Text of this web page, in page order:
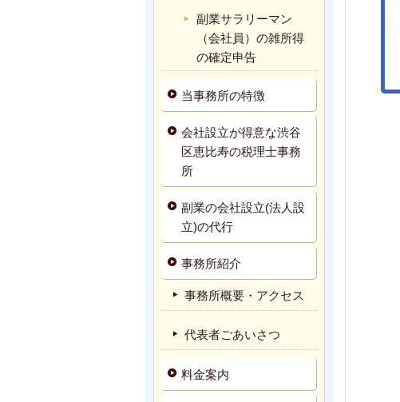
副業サラリーマン
（会社員）の雑所得
の確定申告
当事務所の特徴
会社設立が得意な渋谷
区恵比寿の税理士事務
所
副業の会社設立(法人設
立)の代行
事務所紹介
事務所概要・アクセス
代表者ごあいさつ
料金案内